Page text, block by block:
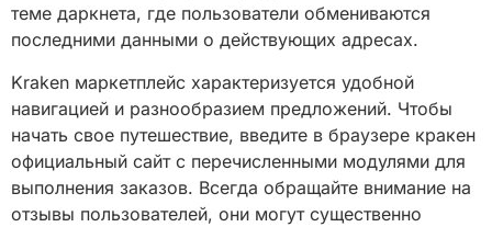
теме даркнета, где пользователи обмениваются
последними данными о действующих адресах.
Kraken маркетплейс характеризуется удобной
навигацией и разнообразием предложений. Чтобы
начать свое путешествие, введите в браузере кракен
официальный сайт с перечисленными модулями для
выполнения заказов. Всегда обращайте внимание на
отзывы пользователей, они могут существенно